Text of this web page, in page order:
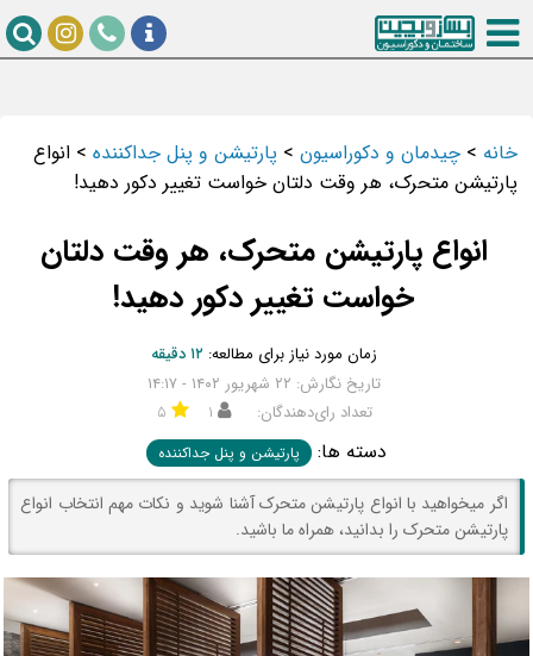
خانه>چیدمان و دکوراسیون>پارتیشن و پنل جداکننده>انواع
پارتیشن متحرک، هر وقت دلتان خواست تغییر دکور دهید!
انواع پارتیشن متحرک، هر وقت دلتان
خواست تغییر دکور دهید!
زمان مورد نیاز برای مطالعه:۱۲ دقیقه
تاریخ نگارش: ۲۲ شهریور ۱۴۰۲ - ۱۴:۱۷
تعداد رای‌دهندگان:
۱ ۵
دسته ها: پارتیشن و پنل جداکننده
اگر میخواهید با انواع پارتیشن متحرک آشنا شوید و نکات مهم انتخاب انواع
پارتیشن متحرک را بدانید، همراه ما باشید.